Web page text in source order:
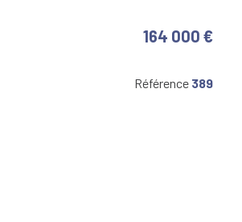
164 000 €
Référence 389